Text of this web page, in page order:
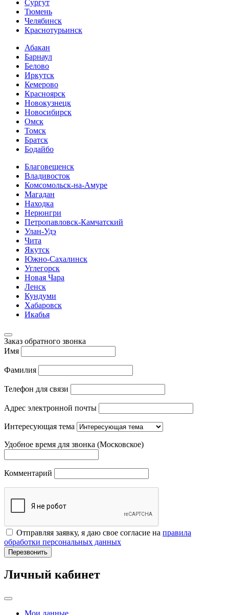
Сургут
Тюмень
Челябинск
Краснотурьинск
Абакан
Барнаул
Белово
Иркутск
Кемерово
Красноярск
Новокузнецк
Новосибирск
Омск
Томск
Братск
Бодайбо
Благовещенск
Владивосток
Комсомольск-на-Амуре
Магадан
Находка
Нерюнгри
Петропавловск-Камчатский
Улан-Удэ
Чита
Якутск
Южно-Сахалинск
Углегорск
Новая Чара
Ленск
Кундуми
Хабаровск
Икабья
Заказ обратного звонка
Имя
Фамилия
Телефон для связи
Адрес электронной почты
Интересующая тема
Удобное время для звонка (Московское)
Комментарий
Отправляя заявку, я даю свое согласие на правила
обработки персональных данных
Перезвонить
Личный кабинет